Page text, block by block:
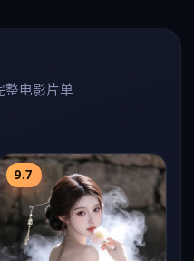
整电影片单
9.7